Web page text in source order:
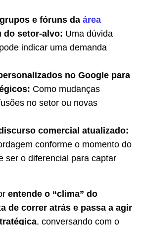
e fóruns da área
do setor-alvo: Uma dúvida
indicar uma demanda
no Google para
Como mudanças
no setor ou novas
comercial atualizado:
conforme o momento do
ser o diferencial para captar
entende o “clima” do
de correr atrás e passa a agir
, conversando com o